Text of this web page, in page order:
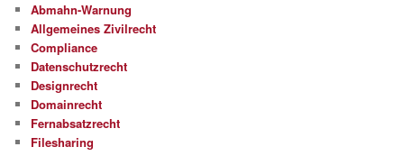
Abmahn-Warnung
Allgemeines Zivilrecht
Compliance
Datenschutzrecht
Designrecht
Domainrecht
Fernabsatzrecht
Filesharing